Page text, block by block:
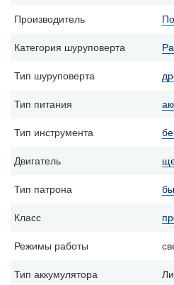
Производитель
Категория шуруповерта
Тип шуруповерта
Тип питания
Тип инструмента
Двигатель
Тип патрона
Класс
Режимы работы
Тип аккумулятора